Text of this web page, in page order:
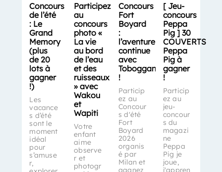
Concours
de l’été
: Le
Grand
Memory
(plus
de 20
lots à
gagner
!)
Les
vacance
s d’été
sont le
moment
idéal
pour
s’amuse
r,
Participez
au
concours
photo «
La vie
au bord
de l’eau
et des
ruisseaux
» avec
Wakou
et
Wapiti
Votre
enfant
aime
observe
r et
photogr
Concours
Fort
Boyard
:
l’aventure
continue
avec
Toboggan
!
Particip
ez au
Concour
s d'été
Fort
Boyard
2026
organis
é par
Milan et
gagnez
[ Jeu-
concours
Peppa
Pig ] 30
COUVERTS
Peppa
Pig à
gagner
!
Particip
ez au
jeu-
concour
s du
magazi
ne
Peppa
Pig je
joue,
j'appren